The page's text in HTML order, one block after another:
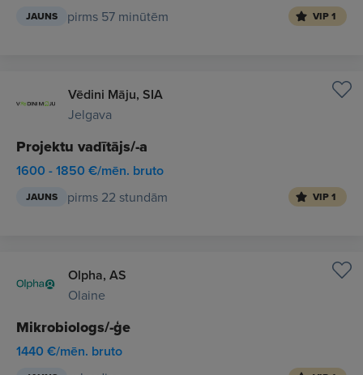
JAUNS pirms 57 minūtēm VIP 1
Vēdini Māju, SIA
Jelgava
Projektu vadītājs/-a
1600 - 1850 €/mēn. bruto
JAUNS pirms 22 stundām VIP 1
Olpha, AS
Olaine
Mikrobiologs/-ģe
1440 €/mēn. bruto